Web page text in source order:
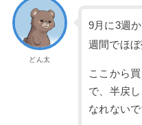
どん太
9月に3週
週間でほ
ここから
で、半戻
なれないで